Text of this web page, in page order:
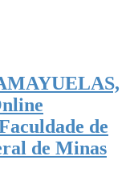
de
de Minas